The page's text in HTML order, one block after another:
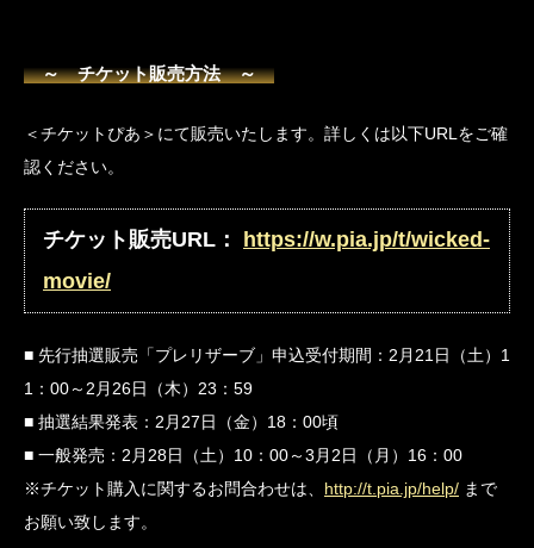
～ チケット販売方法 ～
＜チケットぴあ＞にて販売いたします。詳しくは以下URLをご確
認ください。
チケット販売URL： https://w.pia.jp/t/wicked-
movie/
■ 先行抽選販売「プレリザーブ」申込受付期間：2月21日（土）1
1：00～2月26日（木）23：59
■ 抽選結果発表：2月27日（金）18：00頃
■ 一般発売：2月28日（土）10：00～3月2日（月）16：00
※チケット購入に関するお問合わせは、 http://t.pia.jp/help/ まで
お願い致します。